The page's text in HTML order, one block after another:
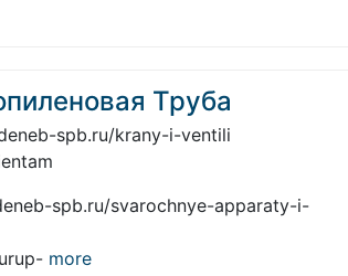
Труба
spb.ru/krany-i-ventili
spb.ru/svarochnye-apparaty-i-
more